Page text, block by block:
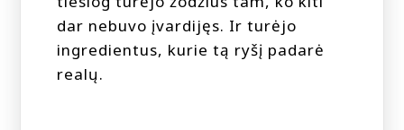
dar nebuvo įvardijęs. Ir turėjo
ingredientus, kurie tą ryšį padarė
realų.